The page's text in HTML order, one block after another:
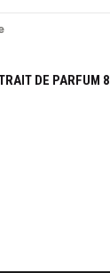
DE PARFUM